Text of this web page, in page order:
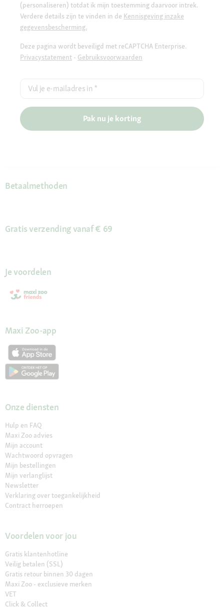
(personaliseren) totdat ik mijn toestemming daarvoor intrek.
Verdere details zijn te vinden in de Kennisgeving inzake
gegevensbescherming.
Deze pagina wordt beveiligd met reCAPTCHA Enterprise.
Privacystatement - Gebruiksvoorwaarden
Vul je e-mailadres in *
Pak nu je korting
Betaalmethoden
Gratis verzending vanaf € 69
Je voordelen
Maxi Zoo-app
Onze diensten
Hulp en FAQ
Maxi Zoo advies
Mijn account
Wachtwoord opvragen
Mijn bestellingen
Mijn verlanglijst
Newsletter
Verklaring over toegankelijkheid
Contract herroepen
Voordelen voor jou
Gratis klantenhotline
Veilig betalen (SSL)
Gratis retour binnen 30 dagen
Maxi Zoo - exclusieve merken
VET
Click & Collect